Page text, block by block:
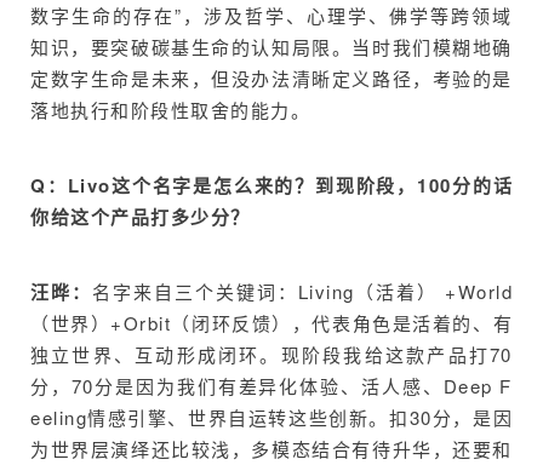
数字生命的存在”，涉及哲学、心理学、佛学等跨领域
知识，要突破碳基生命的认知局限。当时我们模糊地确
定数字生命是未来，但没办法清晰定义路径，考验的是
落地执行和阶段性取舍的能力。
Q：Livo这个名字是怎么来的？到现阶段，100分的话
你给这个产品打多少分？
汪晔： 名字来自三个关键词：Living（活着） +World
（世界）+Orbit（闭环反馈），代表角色是活着的、有
独立世界、互动形成闭环。现阶段我给这款产品打70
分，70分是因为我们有差异化体验、活人感、Deep F
eeling情感引擎、世界自运转这些创新。扣30分，是因
为世界层演绎还比较浅，多模态结合有待升华，还要和